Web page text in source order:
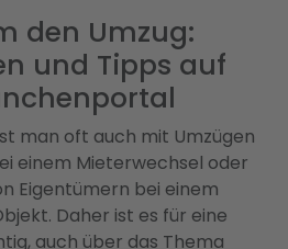
den Umzug:
und Tipps auf
man oft auch mit Umzügen
einem Mieterwechsel oder
Eigentümern bei einem
Daher ist es für eine
auch über das Thema